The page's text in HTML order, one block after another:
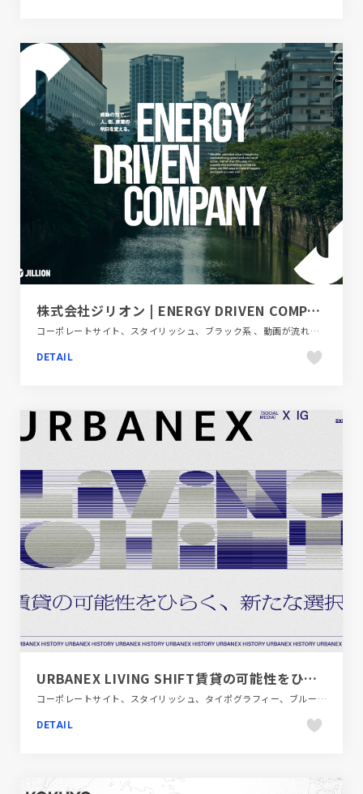
株式会社ジリオン | ENERGY DRIVEN COMPANY
コーポレートサイト、スタイリッシュ、ブラック系 、動画が流れる、大きめ写真、金融・法律・人材・専門職
DETAIL
URBANEX LIVING SHIFT賃貸の可能性をひらく、新たな選択。｜大阪ガス都市開発株式会社
コーポレートサイト、スタイリッシュ、タイポグラフィー、ブルー系、モーション多め、建設・住宅・不動産
DETAIL